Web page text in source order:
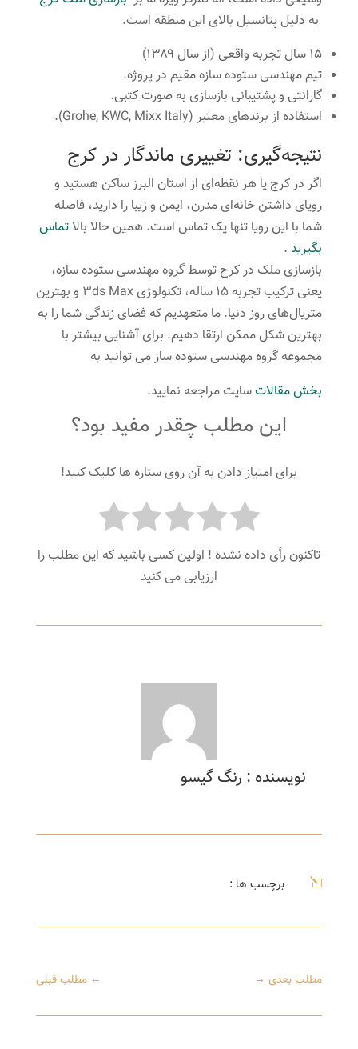
به دلیل پتانسیل بالای این منطقه است.
۱۵ سال تجربه واقعی (از سال ۱۳۸۹)
تیم مهندسی ستوده سازه مقیم در پروژه.
گارانتی و پشتیبانی بازسازی به صورت کتبی.
استفاده از برندهای معتبر (Grohe, KWC, Mixx Italy).
نتیجه‌گیری: تغییری ماندگار در کرج
اگر در کرج یا هر نقطه‌ای از استان البرز ساکن هستید و
رویای داشتن خانه‌ای مدرن، ایمن و زیبا را دارید، فاصله
شما با این رویا تنها یک تماس است. همین حالا بالا تماس
بگیرید.
بازسازی ملک در کرج توسط گروه مهندسی ستوده سازه،
یعنی ترکیب تجربه ۱۵ ساله، تکنولوژی 3ds Max و بهترین
متریال‌های روز دنیا. ما متعهدیم که فضای زندگی شما را به
بهترین شکل ممکن ارتقا دهیم. برای آشنایی بیشتر با
مجموعه گروه مهندسی ستوده ساز می توانید به
بخش مقالاتسایت مراجعه نمایید.
این مطلب چقدر مفید بود؟
برای امتیاز دادن به آن روی ستاره ها کلیک کنید!
تاکنون رأی داده نشده ! اولین کسی باشید که این مطلب را
ارزیابی می کنید
نویسنده : رنگ گیسو
l برچسب ها :
←مطلب قبلی مطلب بعدی→